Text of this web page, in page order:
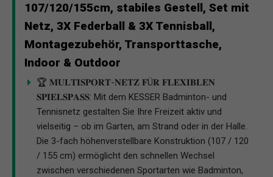
107/120/155cm, stabiles Gestell, Set mit
Netz, 3X Federball & 3X Tennisball,
Montagezubehör, Transporttasche,
Indoor & Outdoor
🏆 𝐌𝐔𝐋𝐓𝐈𝐒𝐏𝐎𝐑𝐓-𝐍𝐄𝐓𝐙 𝐅Ü𝐑 𝐅𝐋𝐄𝐗𝐈𝐁𝐋𝐄𝐍
𝐒𝐏𝐈𝐄𝐋𝐒𝐏𝐀𝐒𝐒: Mit dem KESSER Badminton- und
Tennisnetz gestalten Sie Ihre Freizeit aktiv und
vielseitig – ob im Garten, am Strand oder in der Halle.
Die 3-fach höhenverstellbare Konstruktion (107 / 120
/ 155 cm) ermöglicht den schnellen Wechsel
zwischen verschiedenen Sportarten wie Badminton,